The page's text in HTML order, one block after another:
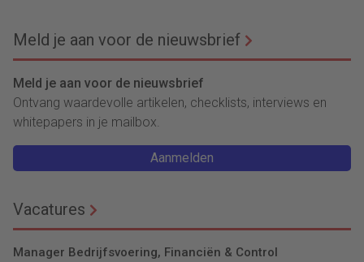
Meld je aan voor de nieuwsbrief
Meld je aan voor de nieuwsbrief
Ontvang waardevolle artikelen, checklists, interviews en
whitepapers in je mailbox.
Aanmelden
Vacatures
Manager Bedrijfsvoering, Financiën & Control